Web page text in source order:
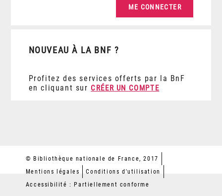
NOUVEAU À LA BNF ?
Profitez des services offerts par la BnF
en cliquant sur CRÉER UN COMPTE
© Bibliothèque nationale de France, 2017
Mentions légales
Conditions d'utilisation
Accessibilité : Partiellement conforme